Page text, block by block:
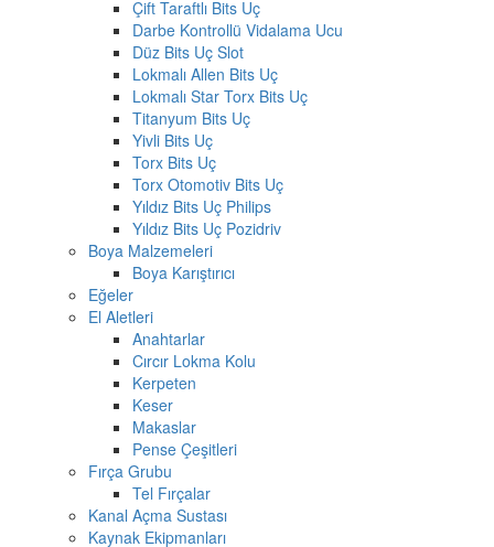
Çift Taraftlı Bits Uç
Darbe Kontrollü Vidalama Ucu
Düz Bits Uç Slot
Lokmalı Allen Bits Uç
Lokmalı Star Torx Bits Uç
Titanyum Bits Uç
Yivli Bits Uç
Torx Bits Uç
Torx Otomotiv Bits Uç
Yıldız Bits Uç Philips
Yıldız Bits Uç Pozidriv
Boya Malzemeleri
Boya Karıştırıcı
Eğeler
El Aletleri
Anahtarlar
Cırcır Lokma Kolu
Kerpeten
Keser
Makaslar
Pense Çeşitleri
Fırça Grubu
Tel Fırçalar
Kanal Açma Sustası
Kaynak Ekipmanları